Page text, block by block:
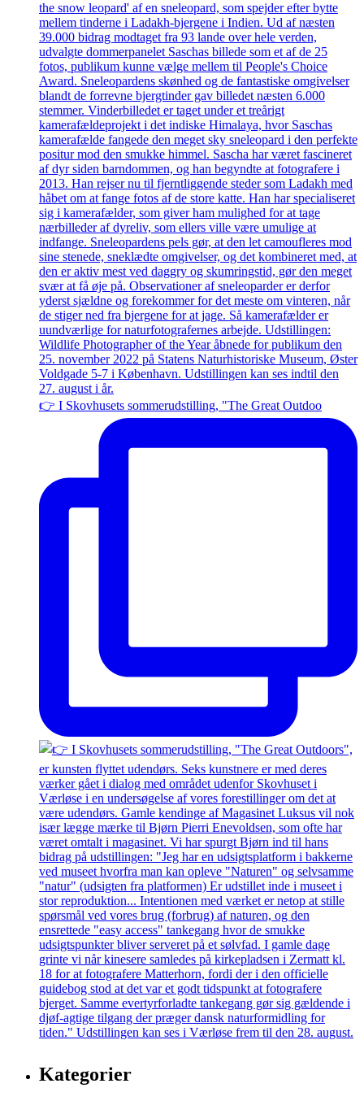
👉 I Skovhusets sommerudstilling, "The Great Outdoo
Kategorier